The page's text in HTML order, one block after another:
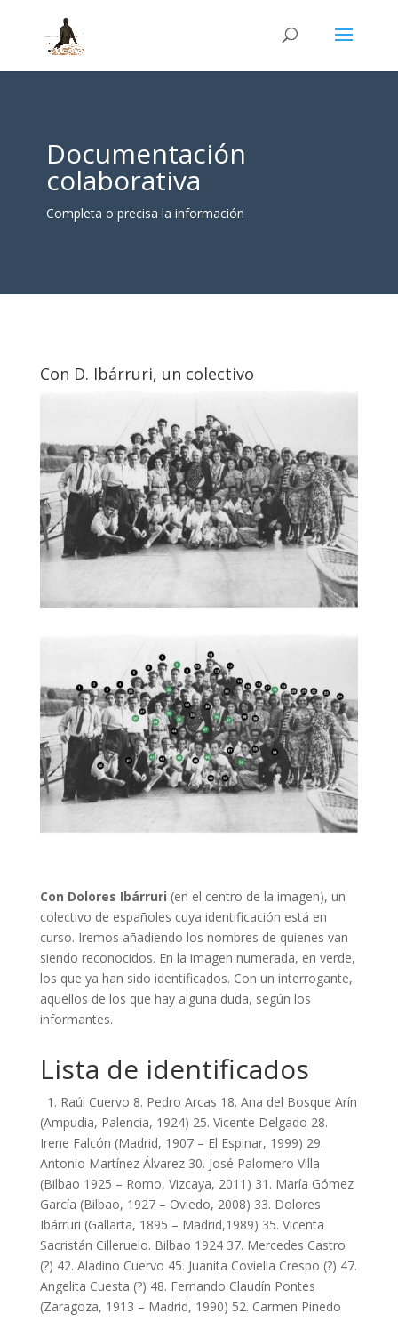
Documentación
colaborativa
Completa o precisa la información
Con D. Ibárruri, un colectivo
Con Dolores Ibárruri (en el centro de la imagen), un
colectivo de españoles cuya identificación está en
curso. Iremos añadiendo los nombres de quienes van
siendo reconocidos. En la imagen numerada, en verde,
los que ya han sido identificados. Con un interrogante,
aquellos de los que hay alguna duda, según los
informantes.
Lista de identificados
1. Raúl Cuervo 8. Pedro Arcas 18. Ana del Bosque Arín
(Ampudia, Palencia, 1924) 25. Vicente Delgado 28.
Irene Falcón (Madrid, 1907 – El Espinar, 1999) 29.
Antonio Martínez Álvarez 30. José Palomero Villa
(Bilbao 1925 – Romo, Vizcaya, 2011) 31. María Gómez
García (Bilbao, 1927 – Oviedo, 2008) 33. Dolores
Ibárruri (Gallarta, 1895 – Madrid,1989) 35. Vicenta
Sacristán Cilleruelo. Bilbao 1924 37. Mercedes Castro
(?) 42. Aladino Cuervo 45. Juanita Coviella Crespo (?) 47.
Angelita Cuesta (?) 48. Fernando Claudín Pontes
(Zaragoza, 1913 – Madrid, 1990) 52. Carmen Pinedo